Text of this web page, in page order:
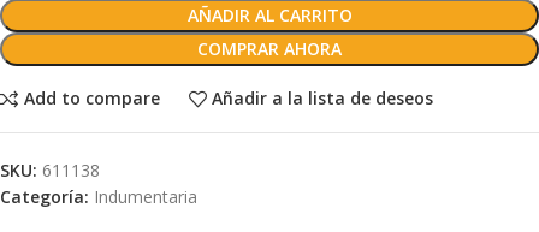
AÑADIR AL CARRITO
COMPRAR AHORA
Add to compare Añadir a la lista de deseos
SKU: 611138
Categoría: Indumentaria